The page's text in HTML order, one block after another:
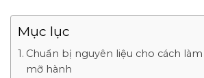
Mục lục
Chuẩn bị nguyên liệu cho cách
mỡ hành